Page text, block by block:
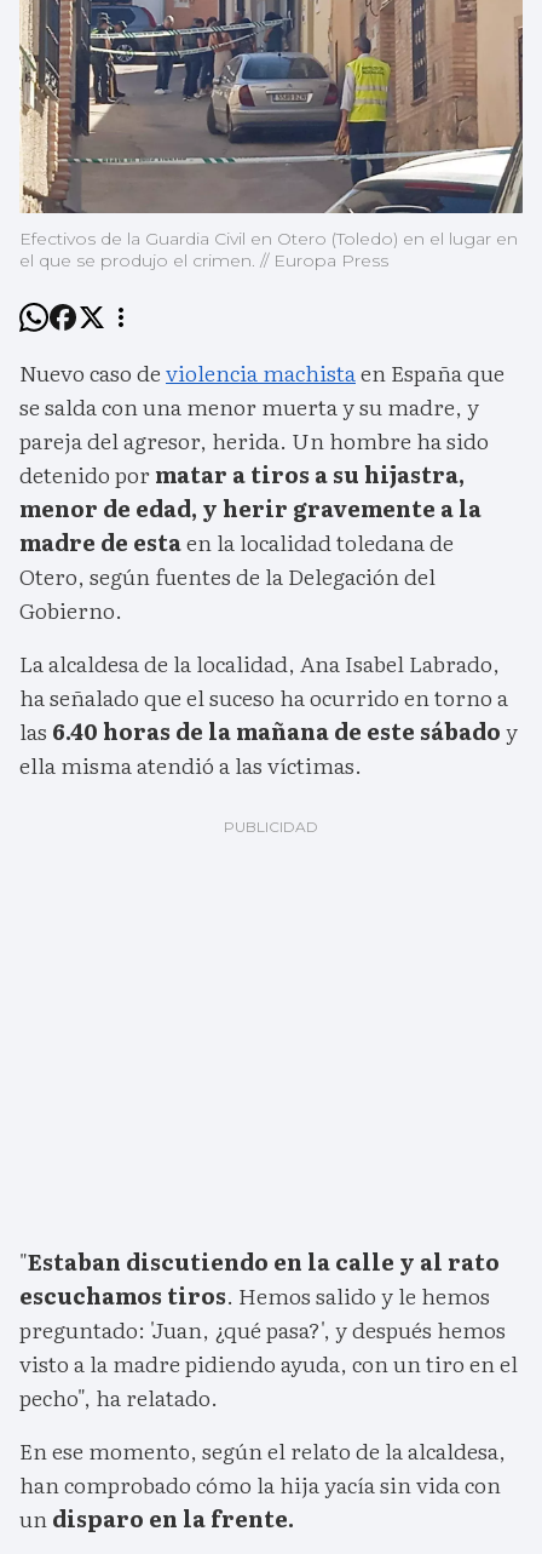
Efectivos de la Guardia Civil en Otero (Toledo) en el lugar en
el que se produjo el crimen. // Europa Press
Nuevo caso deviolencia machistaen España que
se salda con una menor muerta y su madre, y
pareja del agresor, herida. Un hombre ha sido
detenido pormatar a tiros a su hijastra,
menor de edad, y herir gravemente a la
madre de estaen la localidad toledana de
Otero, según fuentes de la Delegación del
Gobierno.
La alcaldesa de la localidad, Ana Isabel Labrado,
ha señalado que el suceso ha ocurrido en torno a
las 6.40 horas de la mañana de este sábadoy
ella misma atendió a las víctimas.
"Estaban discutiendo en la calle y al rato
escuchamos tiros. Hemos salido y le hemos
preguntado: 'Juan, ¿qué pasa?', y después hemos
visto a la madre pidiendo ayuda, con un tiro en el
pecho", ha relatado.
En ese momento, según el relato de la alcaldesa,
han comprobado cómo la hija yacía sin vida con
undisparo en la frente.